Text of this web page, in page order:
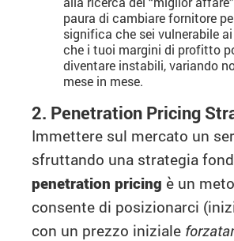
paura di cambiare fornitore
significa che sei vulnerabile
che i tuoi margini di profitto
diventare instabili, variando
mese in mese.
2. Penetration Pricing
Immettere sul mercato un
sfruttando una strategia
penetration pricing è un
consente di posizionarci
con un prezzo iniziale